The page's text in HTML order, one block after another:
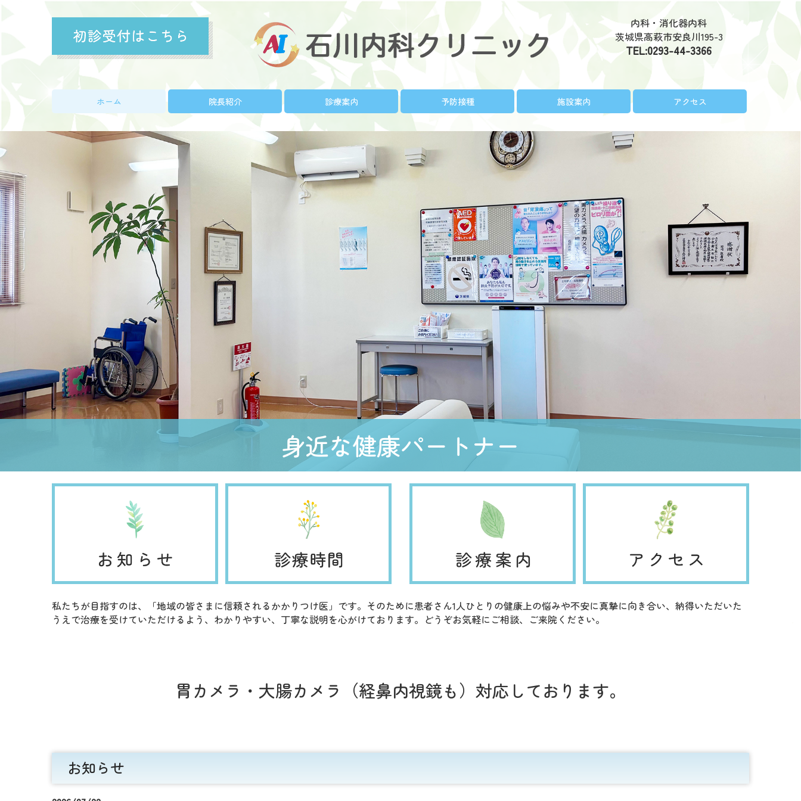
内科・消化器内科
茨城県高萩市安良川195-3
TEL:0293-44-3366
ホーム 院長紹介 診療案内 予防接種 施設案内 アクセス
身近な健康パートナー
私たちが目指すのは、「地域の皆さまに信頼されるかかりつけ医」です。そのために患者さん1人ひとりの健康上の悩みや不安に真摯に向き合い、納得いただいた
うえで治療を受けていただけるよう、わかりやすい、丁寧な説明を心がけております。どうぞお気軽にご相談、ご来院ください。
胃カメラ・大腸カメラ（経鼻内視鏡も）対応しております。
お知らせ